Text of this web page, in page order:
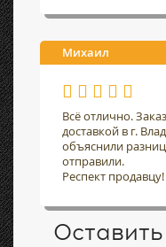
Михаил
Всё отлично.
доставкой в г.
объяснили
отправили.
Респект продавцу!